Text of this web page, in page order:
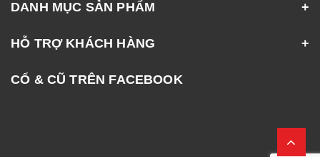
DANH MỤC SẢN PHẨM
HỖ TRỢ KHÁCH HÀNG
CỔ & CŨ TRÊN FACEBOOK